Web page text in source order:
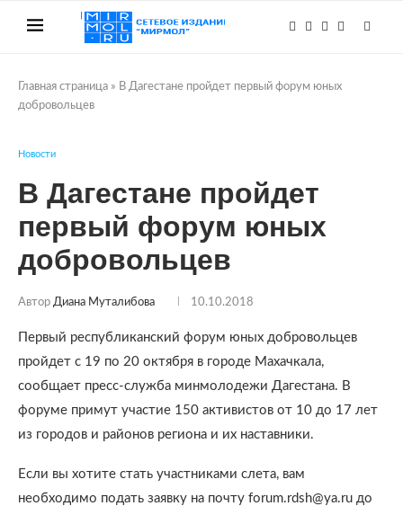
Главная страница » В Дагестане пройдет первый форум юных
добровольцев
Новости
В Дагестане пройдет
первый форум юных
добровольцев
Автор Диана Муталибова 10.10.2018
Первый республиканский форум юных добровольцев
пройдет с 19 по 20 октября в городе Махачкала,
сообщает пресс-служба минмолодежи Дагестана. В
форуме примут участие 150 активистов от 10 до 17 лет
из городов и районов региона и их наставники.
Если вы хотите стать участниками слета, вам
необходимо подать заявку на почту forum.rdsh@ya.ru до